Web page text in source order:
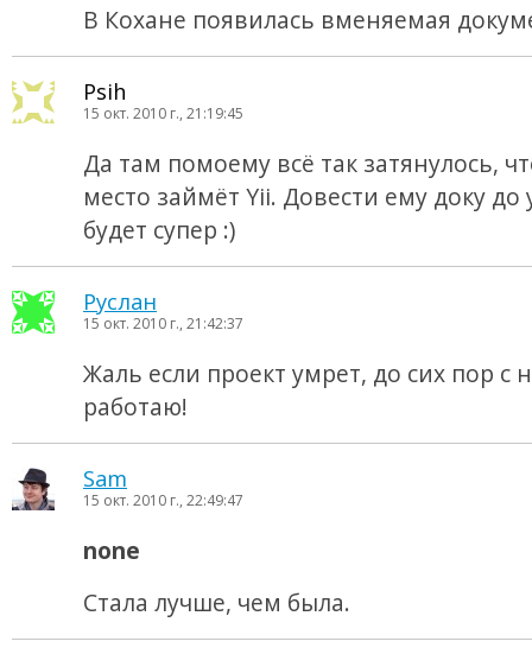
В Кохане появилась вменяемая
Psih
15 окт. 2010 г., 21:19:45
Да там помоему всё так затянулось,
место займёт Yii. Довести ему доку до
будет супер :)
Руслан
15 окт. 2010 г., 21:42:37
Жаль если проект умрет, до сих пор с
работаю!
Sam
15 окт. 2010 г., 22:49:47
none
Стала лучше, чем была.